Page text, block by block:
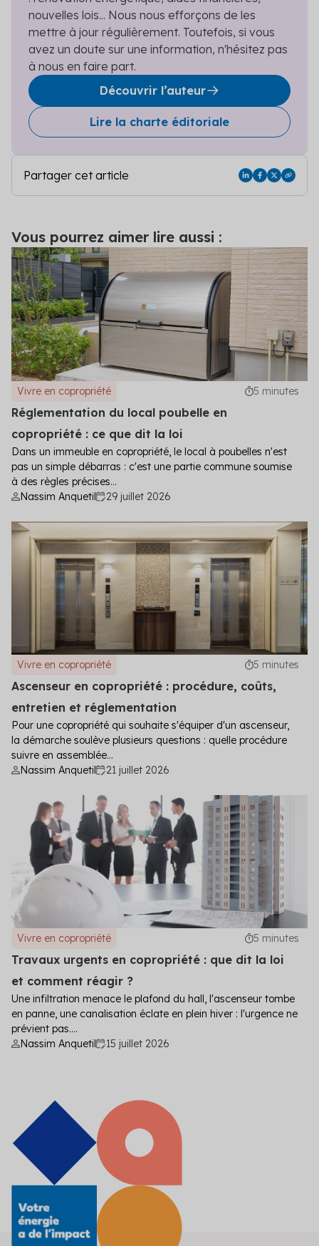
nouvelles lois... Nous nous efforçons de les
mettre à jour régulièrement. Toutefois, si vous
avez un doute sur une information, n'hésitez pas
à nous en faire part.
Découvrir l’auteur
Lire la charte éditoriale
Partager cet article
Vous pourrez aimer lire aussi :
Vivre en copropriété 5 minutes
Réglementation du local poubelle en
copropriété : ce que dit la loi
Dans un immeuble en copropriété, le local à poubelles n'est
pas un simple débarras : c'est une partie commune soumise
à des règles précises...
Nassim Anquetil
29 juillet 2026
Vivre en copropriété 5 minutes
Ascenseur en copropriété : procédure, coûts,
entretien et réglementation
Pour une copropriété qui souhaite s'équiper d'un ascenseur,
la démarche soulève plusieurs questions : quelle procédure
suivre en assemblée...
Nassim Anquetil
21 juillet 2026
Vivre en copropriété 5 minutes
Travaux urgents en copropriété : que dit la loi
et comment réagir ?
Une infiltration menace le plafond du hall, l'ascenseur tombe
en panne, une canalisation éclate en plein hiver : l'urgence ne
prévient pas....
Nassim Anquetil
15 juillet 2026